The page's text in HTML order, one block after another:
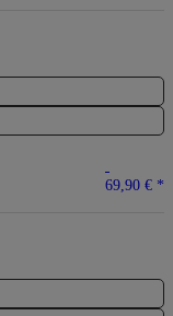
69,90 € *